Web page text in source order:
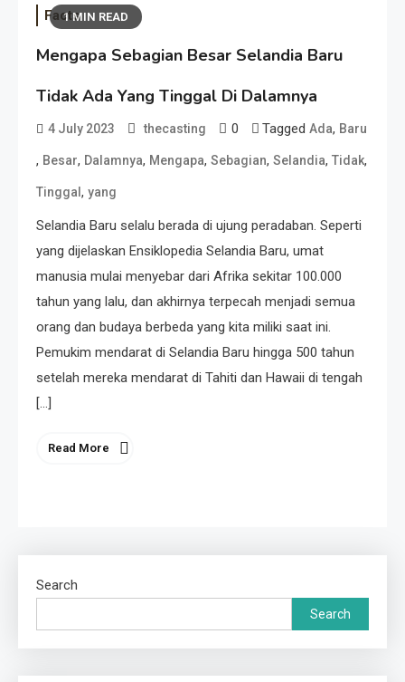
1 MIN READ
Facts
Mengapa Sebagian Besar Selandia Baru
Tidak Ada Yang Tinggal Di Dalamnya
4 July 2023 thecasting 0 Tagged Ada, Baru
, Besar, Dalamnya, Mengapa, Sebagian, Selandia, Tidak,
Tinggal , yang
Selandia Baru selalu berada di ujung peradaban. Seperti
yang dijelaskan Ensiklopedia Selandia Baru, umat
manusia mulai menyebar dari Afrika sekitar 100.000
tahun yang lalu, dan akhirnya terpecah menjadi semua
orang dan budaya berbeda yang kita miliki saat ini.
Pemukim mendarat di Selandia Baru hingga 500 tahun
setelah mereka mendarat di Tahiti dan Hawaii di tengah
[…]
Read More
Search
Search